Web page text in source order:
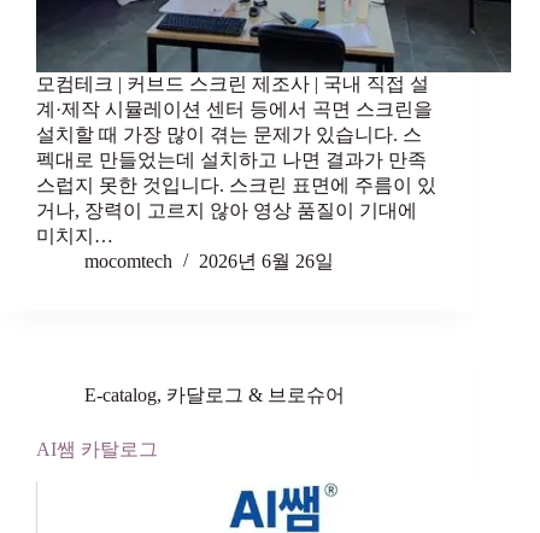
모컴테크 | 커브드 스크린 제조사 | 국내 직접 설
계·제작 시뮬레이션 센터 등에서 곡면 스크린을
설치할 때 가장 많이 겪는 문제가 있습니다. 스
펙대로 만들었는데 설치하고 나면 결과가 만족
스럽지 못한 것입니다. 스크린 표면에 주름이 있
거나, 장력이 고르지 않아 영상 품질이 기대에
미치지…
mocomtech
2026년 6월 26일
E-catalog, 카달로그 & 브로슈어
AI쌤 카탈로그